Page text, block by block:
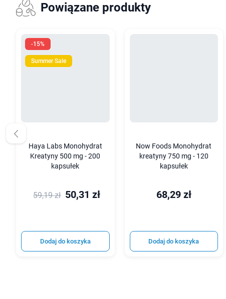
Powiązane produkty
-15%
Summer Sale
Haya Labs Monohydrat
Kreatyny 500 mg - 200
kapsułek
59,19 zł 50,31 zł
Dodaj do koszyka
Now Foods Monohydrat
kreatyny 750 mg - 120
kapsułek
68,29 zł
Dodaj do koszyka